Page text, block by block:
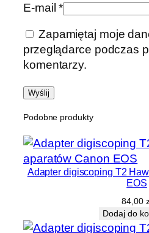
E-mail*
Zapamiętaj moje
przeglądarce podczas
komentarzy.
Podobne produkty
Adapter digiscoping T2
EOS
84,00
Dodaj do